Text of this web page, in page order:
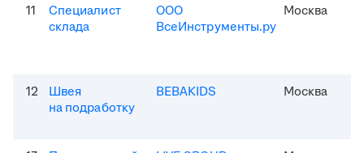
11
Специалист
склада
ООО
ВсеИнструменты.ру
Москва
12
Швея
на подработку
BEBAKIDS Москва